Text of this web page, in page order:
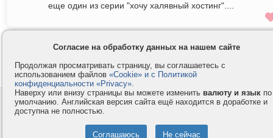
еще один из серии "хочу халявный хостинг"....
Контакты
Компания
Privacy и Cookie
Помощь
Согласие на обработку данных на нашем сайте
Продолжая просматривать страницу, вы соглашаетесь с
использованием файлов «Cookie» и с Политикой
конфиденциальности «Privacy».
Наверху или внизу страницы вы можете изменить валюту и язык по
умолчанию. Английская версия сайта ещё находится в доработке и
доступна не полностью.